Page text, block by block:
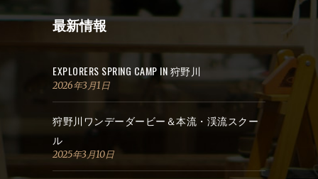
最新情報
EXPLORERS SPRING CAMP IN 狩野川
2026年3月1日
狩野川ワンデーダービー＆本流・渓流スクー
ル
2025年3月10日